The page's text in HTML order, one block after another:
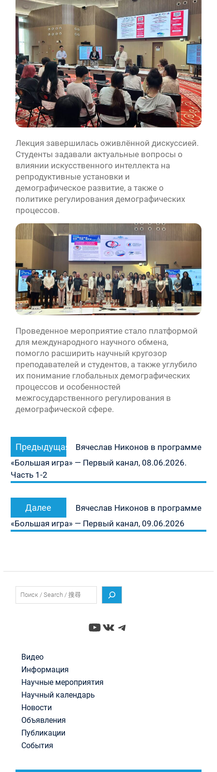
Лекция завершилась оживлённой дискуссией.
Студенты задавали актуальные вопросы о
влиянии искусственного интеллекта на
репродуктивные установки и
демографическое развитие, а также о
политике регулирования демографических
процессов.
Проведенное мероприятие стало платформой
для международного научного обмена,
помогло расширить научный кругозор
преподавателей и студентов, а также углубило
их понимание глобальных демографических
процессов и особенностей
межгосударственного регулирования в
демографической сфере.
по
записям
Предыдущая
запись:
Вячеслав Никонов в программе
«Большая игра» — Первый канал, 08.06.2026.
Часть 1-2
Далее
запись:
Вячеслав Никонов в программе
«Большая игра» — Первый канал, 09.06.2026
YouTube
ВКонтакте
Telegram
Видео
Информация
Научные мероприятия
Научный календарь
Новости
Объявления
Публикации
События